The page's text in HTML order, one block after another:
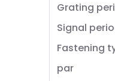
Grating
Signal
Fastening
par